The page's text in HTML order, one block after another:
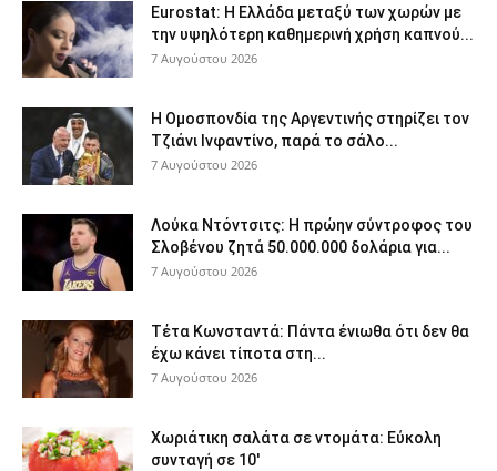
Eurostat: Η Ελλάδα μεταξύ των χωρών με
την υψηλότερη καθημερινή χρήση καπνού...
7 Αυγούστου 2026
Η Ομοσπονδία της Αργεντινής στηρίζει τον
Τζιάνι Ινφαντίνο, παρά το σάλο...
7 Αυγούστου 2026
Λούκα Ντόντσιτς: Η πρώην σύντροφος του
Σλοβένου ζητά 50.000.000 δολάρια για...
7 Αυγούστου 2026
Τέτα Κωνσταντά: Πάντα ένιωθα ότι δεν θα
έχω κάνει τίποτα στη...
7 Αυγούστου 2026
Χωριάτικη σαλάτα σε ντομάτα: Εύκολη
συνταγή σε 10′